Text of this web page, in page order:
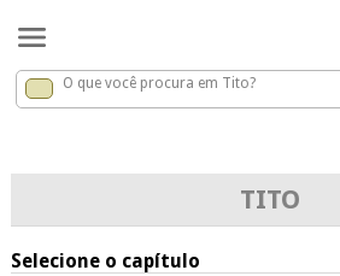
Tito x
O que você procura em Tito?
TITO
Selecione o capítulo